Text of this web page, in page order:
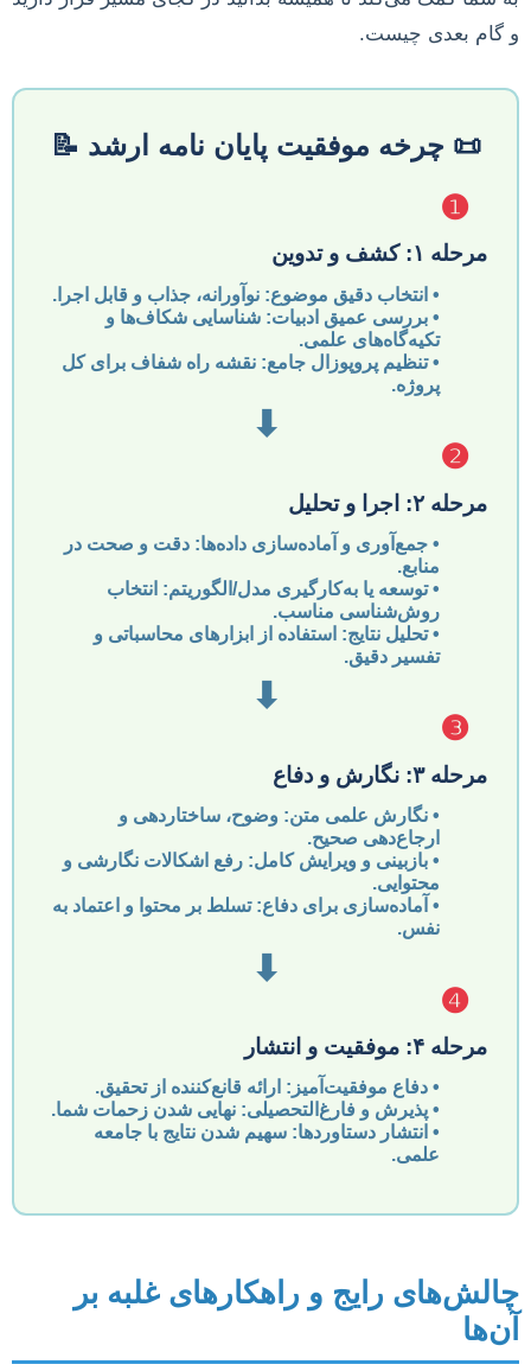
و گام بعدی چیست.
📜 چرخه موفقیت پایان نامه ارشد 📝
❶
مرحله ۱: کشف و تدوین
• انتخاب دقیق موضوع: نوآورانه، جذاب و قابل اجرا.
• بررسی عمیق ادبیات: شناسایی شکاف‌ها و
تکیه‌گاه‌های علمی.
•تنظیم پروپوزال جامع: نقشه راه شفاف برای کل
پروژه.
⬇
❷
مرحله ۲: اجرا و تحلیل
• جمع‌آوری و آماده‌سازی داده‌ها: دقت و صحت در
منابع.
•توسعه یا به‌کارگیری مدل/الگوریتم: انتخاب
روش‌شناسی مناسب.
•تحلیل نتایج: استفاده از ابزارهای محاسباتی و
تفسیر دقیق.
⬇
❸
مرحله ۳: نگارش و دفاع
• نگارش علمی متن: وضوح، ساختاردهی و
ارجاع‌دهی صحیح.
• بازبینی و ویرایش کامل: رفع اشکالات نگارشی و
محتوایی.
• آماده‌سازی برای دفاع: تسلط بر محتوا و اعتماد به
نفس.
⬇
❹
مرحله ۴: موفقیت و انتشار
• دفاع موفقیت‌آمیز: ارائه قانع‌کننده از تحقیق.
• پذیرش و فارغ‌التحصیلی: نهایی شدن زحمات شما.
• انتشار دستاوردها: سهیم شدن نتایج با جامعه
علمی.
چالش‌های رایج و راهکارهای غلبه بر
آن‌ها